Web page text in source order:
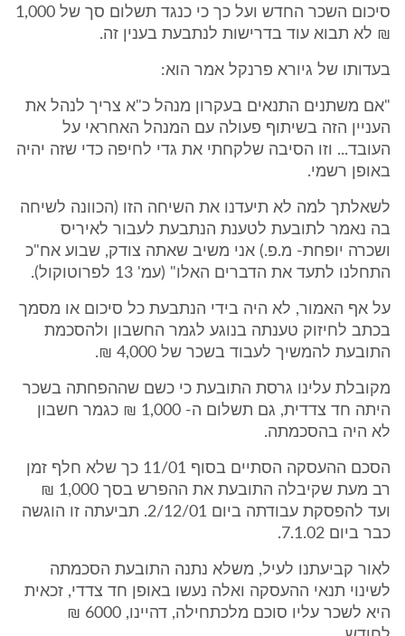
סיכום השכר החדש ועל כך כי כנגד תשלום סך של 1,000
₪ לא תבוא עוד בדרישות לנתבעת בענין זה.
בעדותו של גיורא פרנקל אמר הוא:
"אם משתנים התנאים בעקרון מנהל כ"א צריך לנהל את
העניין הזה בשיתוף פעולה עם המנהל האחראי על
העובד... וזו הסיבה שלקחתי את גדי לחיפה כדי שזה יהיה
באופן רשמי.
לשאלתך למה לא תיעדנו את השיחה הזו (הכוונה לשיחה
בה נאמר לתובעת לטענת הנתבעת לעבור לאיריס
ושכרה יופחת- מ.פ.) אני משיב שאתה צודק, שבוע אח"כ
התחלנו לתעד את הדברים האלו" (עמ' 13 לפרוטוקול).
על אף האמור, לא היה בידי הנתבעת כל סיכום או מסמך
בכתב לחיזוק טענתה בנוגע לגמר החשבון ולהסכמת
התובעת להמשיך לעבוד בשכר של 4,000 ₪.
מקובלת עלינו גרסת התובעת כי כשם שההפחתה בשכר
היתה חד צדדית, גם תשלום ה- 1,000 ₪ כגמר חשבון
לא היה בהסכמתה.
הסכם ההעסקה הסתיים בסוף 11/01 כך שלא חלף זמן
רב מעת שקיבלה התובעת את ההפרש בסך 1,000 ₪
ועד להפסקת עבודתה ביום 2/12/01. תביעתה זו הוגשה
כבר ביום 7.1.02.
לאור קביעתנו לעיל, משלא נתנה התובעת הסכמתה
לשינוי תנאי ההעסקה ואלה נעשו באופן חד צדדי, זכאית
היא לשכר עליו סוכם מלכתחילה, דהיינו, 6000 ₪